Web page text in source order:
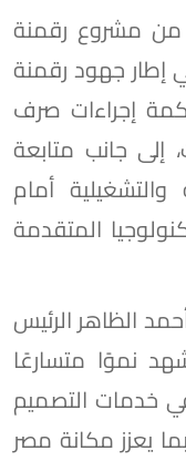
من مشروع رقمنة
إطار جهود رقمنة
إجراءات صرف
إلى جانب متابعة
أمام
المتقدمة
الظاهر الرئيس
نموًا متسارعًا
تعمل في خدمات التصميم
يعزز مكانة مصر